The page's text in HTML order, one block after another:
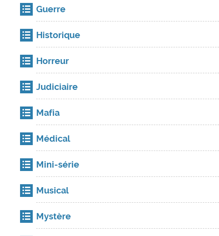
Guerre
Historique
Horreur
Judiciaire
Mafia
Médical
Mini-série
Musical
Mystère